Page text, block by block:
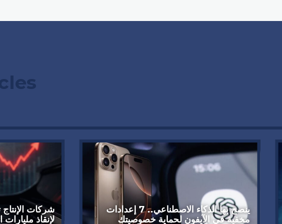
شركات
لإنقاذ
ينصح بها الذكاء الاصطناعي.. 7 إعدادات
مخفية في الآيفون لحماية خصوصيتك